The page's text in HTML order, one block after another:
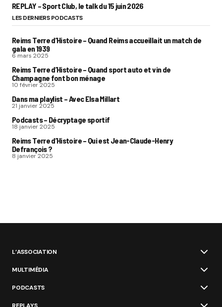
REPLAY – Sport Club, le talk du 15 juin 2026
LES DERNIERS PODCASTS
Reims Terre d’Histoire – Quand Reims accueillait un match de
gala en 1939
6 mars 2025
Reims Terre d’Histoire – Quand sport auto et vin de
Champagne font bon ménage
10 février 2025
Dans ma playlist – Avec Elsa Millart
21 janvier 2025
Podcasts – Décryptage sportif
18 janvier 2025
Reims Terre d’Histoire – Qui est Jean-Claude-Henry
Defrançois ?
8 janvier 2025
L’ASSOCIATION
MULTIMÉDIA
PODCASTS